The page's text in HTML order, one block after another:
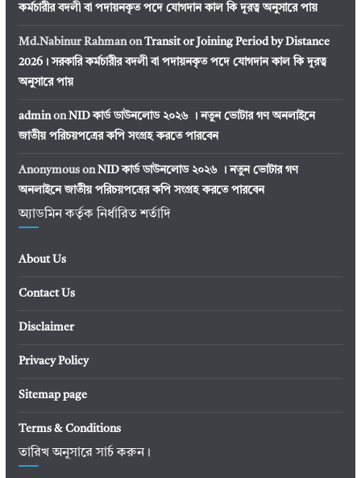
কর্মচারীর বদলী বা পদায়নকৃত পদে যোগদান কাল কি দূরত্ব অনুসারে পায়
Md.Nabinur RahmanonTransit or Joining Period by Distance
2026। সরকারি কর্মচারীর বদলী বা পদায়নকৃত পদে যোগদান কাল কি দূরত্ব
অনুসারে পায়
adminonNID কার্ড ডাউনলোড ২০২৬ । নতুন ভোটার গণ অনলাইনে
জাতীয় পরিচয়পত্রের কপি সংগ্রহ করতে পারবেন
AnonymousonNID কার্ড ডাউনলোড ২০২৬ । নতুন ভোটার গণ
অনলাইনে জাতীয় পরিচয়পত্রের কপি সংগ্রহ করতে পারবেন
অ্যাডমিন কর্তৃক নির্ধারিত শর্তাদি
About Us
Contact Us
Disclaimer
Privacy Policy
Sitemap page
Terms & Conditions
তারিখ অনুসারে সার্চ করুন।